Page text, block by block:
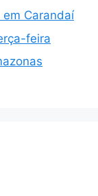
Carandaí
feira